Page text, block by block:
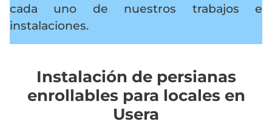
cada uno de nuestros trabajos e
instalaciones.
Instalación de persianas
enrollables para locales en
Usera